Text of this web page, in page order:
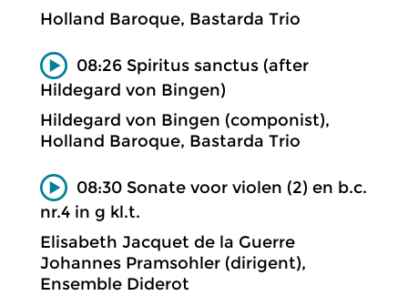
Holland Baroque, Bastarda Trio
08:26 Spiritus sanctus (after
Hildegard von Bingen)
Hildegard von Bingen (componist),
Holland Baroque, Bastarda Trio
08:30 Sonate voor violen (2) en b.c.
nr.4 in g kl.t.
Elisabeth Jacquet de la Guerre
Johannes Pramsohler (dirigent),
Ensemble Diderot